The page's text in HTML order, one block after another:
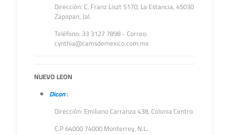
Dirección: C. Franz Liszt 5170, La Estancia, 45030
Zapopan, Jal.
Teléfono: 33 3127 7898 - Correo:
cynthia@camsdemexico.com.mx
NUEVO LEON
Dicon:
Dirección: Emiliano Carranza 438, Colonia Centro
C.P 6400074000 Monterrey, N.L.